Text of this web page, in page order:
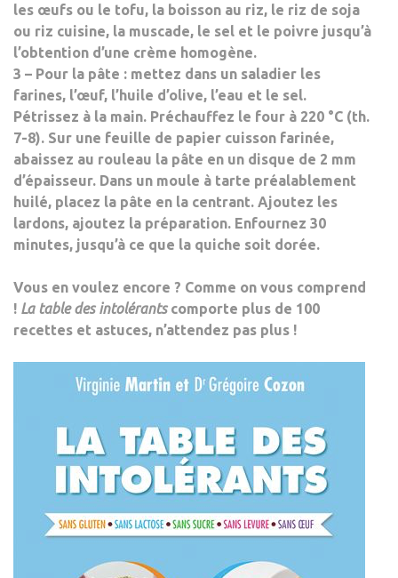
les œufs ou le tofu, la boisson au riz, le riz de soja
ou riz cuisine, la muscade, le sel et le poivre jusqu’à
l’obtention d’une crème homogène.
3 – Pour la pâte : mettez dans un saladier les
farines, l’œuf, l’huile d’olive, l’eau et le sel.
Pétrissez à la main. Préchauffez le four à 220 °C (th.
7-8). Sur une feuille de papier cuisson farinée,
abaissez au rouleau la pâte en un disque de 2 mm
d’épaisseur. Dans un moule à tarte préalablement
huilé, placez la pâte en la centrant. Ajoutez les
lardons, ajoutez la préparation. Enfournez 30
minutes, jusqu’à ce que la quiche soit dorée.
Vous en voulez encore ? Comme on vous comprend
! La table des intolérantscomporte plus de 100
recettes et astuces, n’attendez pas plus !